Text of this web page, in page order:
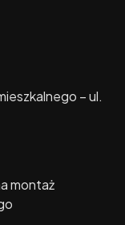
– ul.
montaż